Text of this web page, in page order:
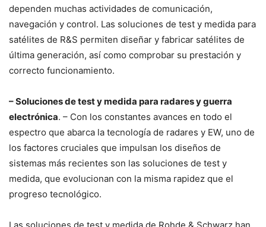
dependen muchas actividades de comunicación,
navegación y control. Las soluciones de test y medida para
satélites de R&S permiten diseñar y fabricar satélites de
última generación, así como comprobar su prestación y
correcto funcionamiento.
– Soluciones de test y medida para radares y guerra
electrónica. – Con los constantes avances en todo el
espectro que abarca la tecnología de radares y EW, uno de
los factores cruciales que impulsan los diseños de
sistemas más recientes son las soluciones de test y
medida, que evolucionan con la misma rapidez que el
progreso tecnológico.